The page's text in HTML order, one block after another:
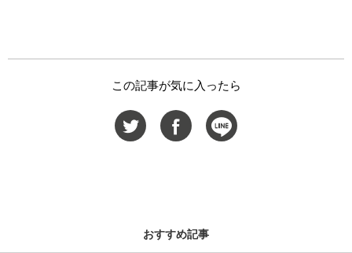
この記事が気に入ったら
おすすめ記事